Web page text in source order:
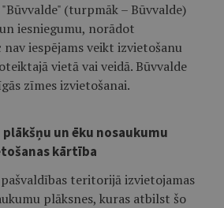
(turpmāk – Būvvalde)
iesniegumu, norādot
iespējams veikt izvietošanu
vietā vai veidā. Būvvalde
zīmes izvietošanai.
un ēku nosaukumu
kārtība
teritorijā izvietojamas
plāksnes, kuras atbilst šo